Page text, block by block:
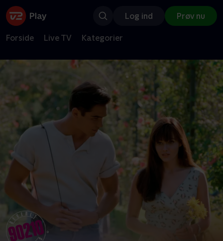
Log ind Prøv nu
Forside Live TV Kategorier